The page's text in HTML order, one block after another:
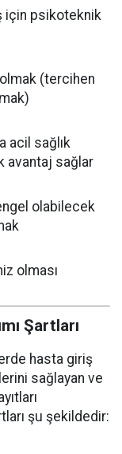
için psikoteknik
(tercihen
acil sağlık
avantaj sağlar
olabilecek
olması
Şartları
hasta giriş
sağlayan ve
şu şekildedir: